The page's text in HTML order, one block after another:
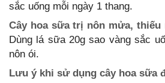
sắc uống mỗi ngày 1 thang.
Cây hoa sữa trị nôn mửa, thiếu
Dùng lá sữa 20g sao vàng sắc
nôn ói.
Lưu ý khi sử dụng cây hoa sữa